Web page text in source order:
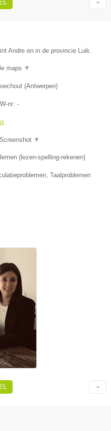
Andre en in de provincie Luik.
maps ▼
(Antwerpen)
nr: -
Screenshot ▼
(lezen-spelling-rekenen)
Taalproblemen